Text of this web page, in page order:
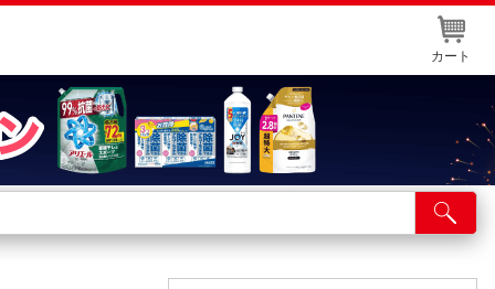
カート
舗サービス
ト取り置き